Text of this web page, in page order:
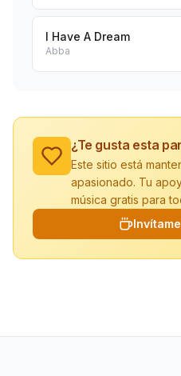
I Have A Dream
Abba
¿Te gusta esta
Este sitio está
apasionado. Tu
música gratis para